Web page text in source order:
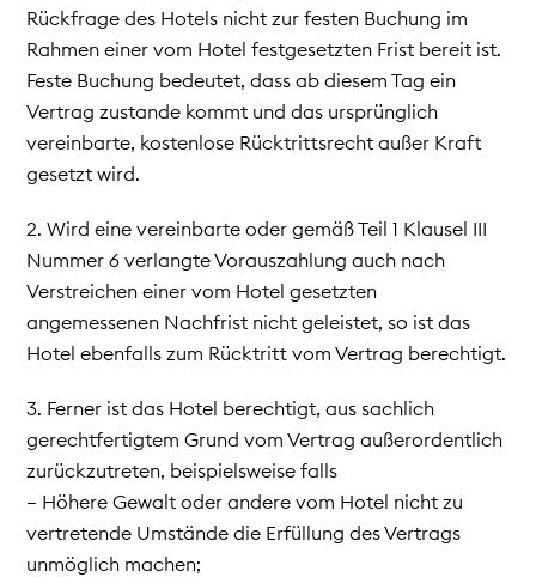
Rückfrage des Hotels nicht zur festen Buchung im
Rahmen einer vom Hotel festgesetzten Frist bereit ist.
Feste Buchung bedeutet, dass ab diesem Tag ein
Vertrag zustande kommt und das ursprünglich
vereinbarte, kostenlose Rücktrittsrecht außer Kraft
gesetzt wird.
2. Wird eine vereinbarte oder gemäß Teil 1 Klausel III
Nummer 6 verlangte Vorauszahlung auch nach
Verstreichen einer vom Hotel gesetzten
angemessenen Nachfrist nicht geleistet, so ist das
Hotel ebenfalls zum Rücktritt vom Vertrag berechtigt.
3. Ferner ist das Hotel berechtigt, aus sachlich
gerechtfertigtem Grund vom Vertrag außerordentlich
zurückzutreten, beispielsweise falls
– Höhere Gewalt oder andere vom Hotel nicht zu
vertretende Umstände die Erfüllung des Vertrags
unmöglich machen;